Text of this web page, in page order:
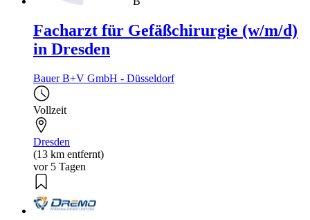
Facharzt für Gefäßchirurgie (w/m/d)
in Dresden
Bauer B+V GmbH - Düsseldorf
Vollzeit
Dresden
(13 km entfernt)
vor 5 Tagen